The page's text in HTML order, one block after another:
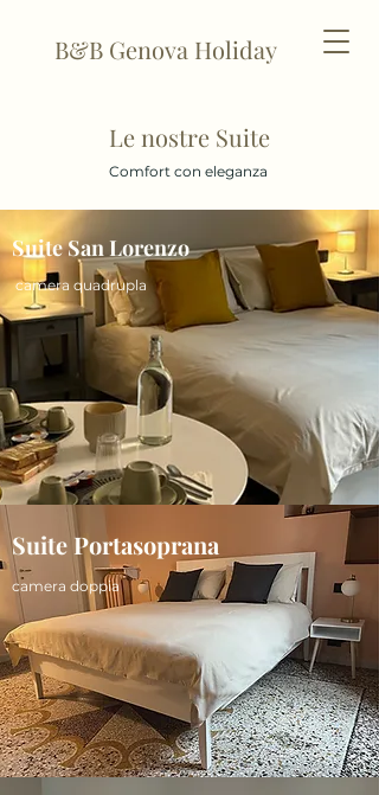
B&B Genova Holiday
Le nostre Suite
Comfort con eleganza
Suite San Lorenzo
camera quadrupla
Suite Portasoprana
camera doppia